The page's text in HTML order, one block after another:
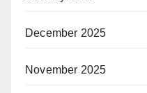
December 2025
November 2025